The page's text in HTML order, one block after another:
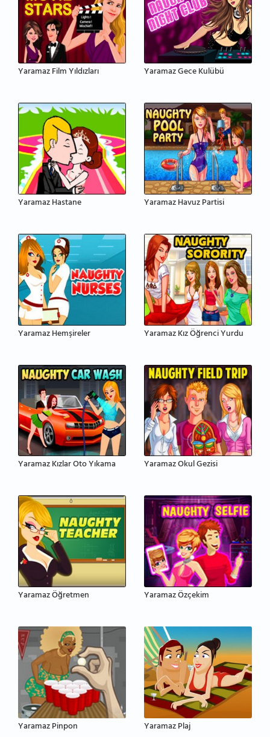
Yaramaz Film Yıldızları Yaramaz Gece Kulübü
Yaramaz Hastane Yaramaz Havuz Partisi
Yaramaz Hemşireler Yaramaz Kız Öğrenci Yurdu
Yaramaz Kızlar Oto Yıkama Yaramaz Okul Gezisi
Yaramaz Öğretmen Yaramaz Özçekim
Yaramaz Pinpon Yaramaz Plaj